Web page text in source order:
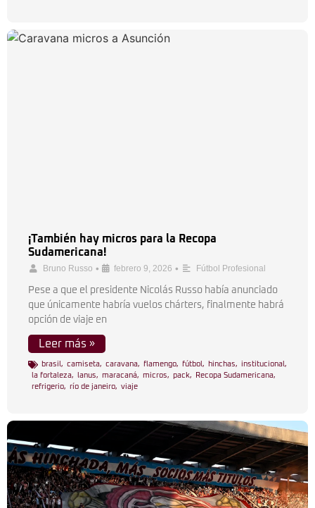
¡También hay micros para la Recopa
Sudamericana!
Bruno Russo • febrero 9, 2026 • Fútbol Profesional
Pese a que el presidente Nicolás Russo había anunciado
que únicamente habría vuelos chárters, finalmente habrá
opción de viaje en
Leer más »
brasil , camiseta, caravana, flamengo, fútbol , hinchas, institucional ,
la fortaleza, lanus, maracaná, micros, pack, Recopa Sudamericana,
refrigerio, río de janeiro, viaje